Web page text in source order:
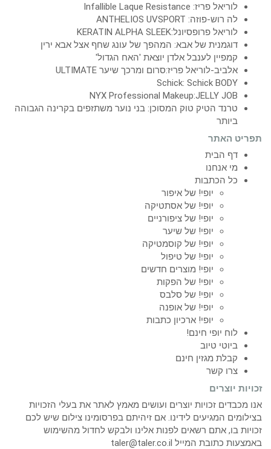
לוריאל פריז: Infallible Laque Resistance
לה רוש-פוזה: ANTHELIOS UVSPORT
לוריאל פרופסיונל:KERATIN ALPHA SLEEK
דוגמנית של אבא: המהפך של עונג שחף אצל אבא ירין
קמפיין לענבל אלדן יוצאת 'האח הגדול'
אלביב-לוריאל פריז:סרום ומרכך שיער ULTIMATE
Schick: Schick BODY
NYX Professional Makeup:JELLY JOB
טרנד הטיק טוק המסוכן: בני נוער משתזפים בקרינה הגבוהה
ביותר
תפריט האתר
דף הבית
מי אנחנו
כל הכתבות
יופי! של איפור
יופי! של אסתטיקה
יופי! של ציפורניים
יופי! של שיער
יופי! של קוסמטיקה
יופי! של טיפול
יופי! מוצרים חדשים
יופי! של הפקות
יופי! של סלבס
יופי! של אופנה
יופי! ארכיון כתבות
לוח יופי חינם!
ביוטי טיוב
קבלת מגזין חינם
צרו קשר
זכויות יוצרים
אנו מכבדים זכויות יוצרים ועושים מאמץ לאתר את בעלי הזכויות
בצילומים המגיעים לידינו. אם זיהיתם בפרסומינו צילום שיש לכם
זכויות בו, אתם רשאים לפנות אלינו ולבקש לחדול מהשימוש
באמצעות כתובת המייל taler@taler.co.il